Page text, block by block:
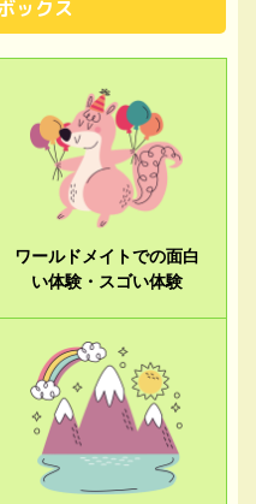
ックス
ワールドメイトでの面白
い体験・スゴい体験